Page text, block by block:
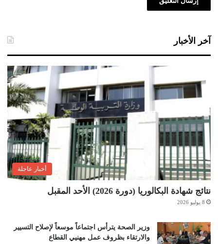
آخر الأخبار
أخبار عاجلة
نتائج شهادة البكالوريا (دورة 2026) الأحد المقبل
8 يوليو 2026
وزير الصحة يترأس اجتماعاً موسعاً لإصلاح التسيير
والارتقاء بظروف عمل مهنيي القطاع